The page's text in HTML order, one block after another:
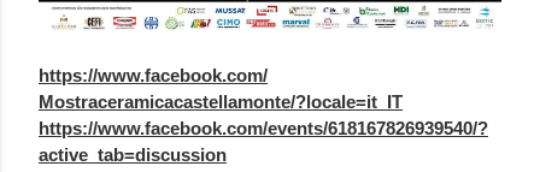
https://www.facebook.com/
Mostraceramicacastellamonte/? locale=it_IT
https://www.facebook.com/events/618167826939540/?
active_tab=discussion